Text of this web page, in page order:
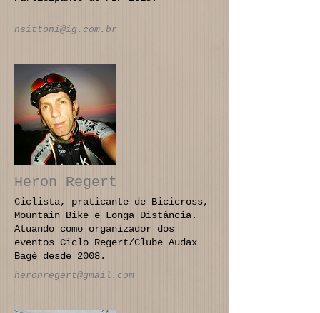
nsittoni@ig.com.br
Heron Regert
Ciclista, praticante de Bicicross,
Mountain Bike e Longa Distância.
Atuando como organizador dos
eventos Ciclo Regert/Clube Audax
Bagé desde 2008.
heronregert@gmail.com